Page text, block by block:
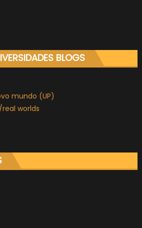
BLOGS
mundo (UP)
worlds